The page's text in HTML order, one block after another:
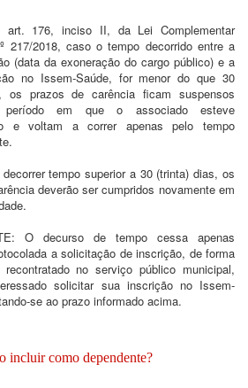
art. 176, inciso II, da Lei Complementar
217/2018, caso o tempo decorrido entre a
(data da exoneração do cargo público) e a
no Issem-Saúde, for menor do que 30
os prazos de carência ficam suspensos
em que o associado esteve
e voltam a correr apenas pelo tempo
tempo superior a 30 (trinta) dias, os
deverão ser cumpridos novamente em
O decurso de tempo cessa apenas
a solicitação de inscrição, de forma
recontratado no serviço público municipal,
solicitar sua inscrição no Issem-
se ao prazo informado acima.
incluir como dependente?